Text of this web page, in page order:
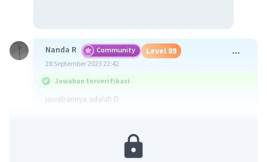
Nanda R Community Level 89
28 September 2023 22:42
Jawaban terverifikasi
jawabannya adalah D.